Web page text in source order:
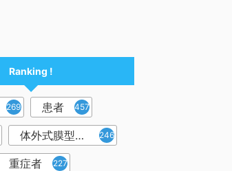
Ranking !
2698 患者 457
体外式膜型人工肺 246
重症者 227